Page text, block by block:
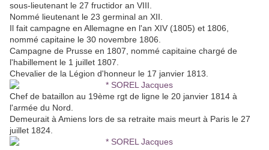
sous-lieutenant le 27 fructidor an VIII.
Nommé lieutenant le 23 germinal an XII.
Il fait campagne en Allemagne en l'an XIV (1805) et 1806,
nommé capitaine le 30 novembre 1806.
Campagne de Prusse en 1807, nommé capitaine chargé de
l'habillement le 1 juillet 1807.
Chevalier de la Légion d'honneur le 17 janvier 1813.
Chef de bataillon au 19ème rgt de ligne le 20 janvier 1814 à
l'armée du Nord.
Demeurait à Amiens lors de sa retraite mais meurt à Paris le 27
juillet 1824.